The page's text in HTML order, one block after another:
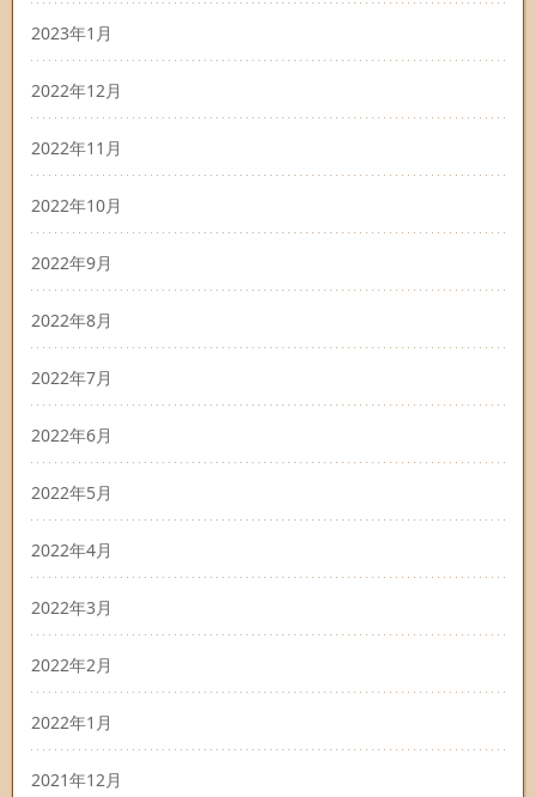
2023年1月
2022年12月
2022年11月
2022年10月
2022年9月
2022年8月
2022年7月
2022年6月
2022年5月
2022年4月
2022年3月
2022年2月
2022年1月
2021年12月